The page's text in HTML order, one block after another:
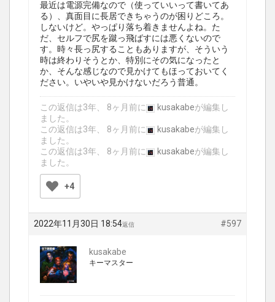
最近は電源完備なので（使っていいって書いてあ
る）、真面目に長居できちゃうのが困りどころ。
しないけど。やっぱり落ち着きませんよね。た
だ、セルフで尻を蹴っ飛ばすには悪くないので
す。時々長っ尻することもありますが、そういう
時は終わりそうとか、特別にその気になったと
か、そんな感じなので見かけてもほっておいてく
ださい。いやいや見かけないだろう普通。
この返信は3年、 8ヶ月前に kusakabeが編集し
ました。
この返信は3年、 8ヶ月前に
kusakabeが編集し
ました。
この返信は3年、 8ヶ月前に
kusakabeが編集し
ました。
+4
2022年11月30日 18:54 #597
返信
kusakabe
キーマスター